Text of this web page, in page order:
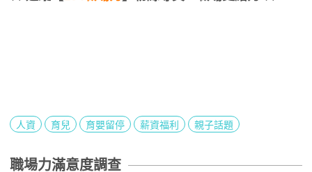
人資 育兒 育嬰留停 薪資福利 親子話題
職場力滿意度調查